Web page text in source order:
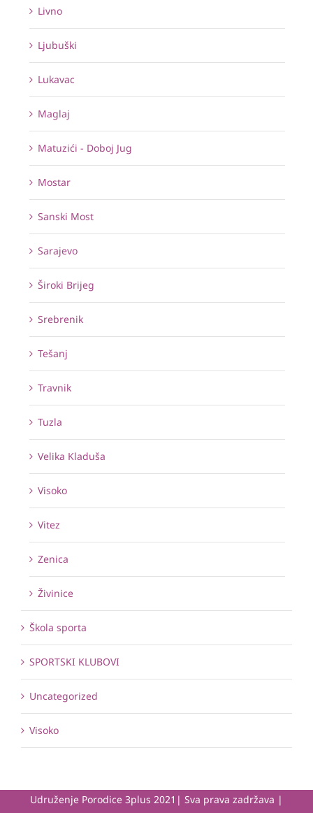
Livno
Ljubuški
Lukavac
Maglaj
Matuzići - Doboj Jug
Mostar
Sanski Most
Sarajevo
Široki Brijeg
Srebrenik
Tešanj
Travnik
Tuzla
Velika Kladuša
Visoko
Vitez
Zenica
Živinice
Škola sporta
SPORTSKI KLUBOVI
Uncategorized
Visoko
Udruženje Porodice 3plus 2021| Sva prava zadržava |